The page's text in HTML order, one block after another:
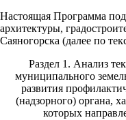
Настоящая Программа
архитектуры,
Саяногорска (далее по
Раздел 1. Анализ
муниципального
развития
(надзорного) органа,
которых